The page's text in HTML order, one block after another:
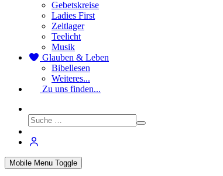
Gebetskreise
Ladies First
Zeltlager
Teelicht
Musik
Glauben & Leben
Bibellesen
Weiteres...
Zu uns finden...
Mobile Menu Toggle